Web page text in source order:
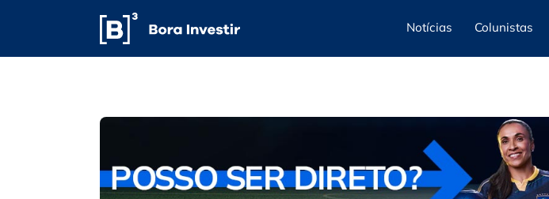
Notícias Colunistas